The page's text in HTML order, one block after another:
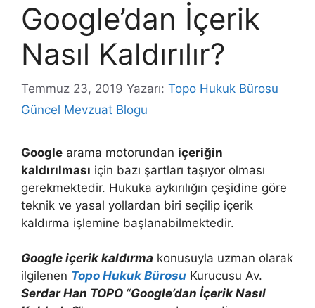
Google’dan İçerik
Nasıl Kaldırılır?
Temmuz 23, 2019 Yazarı: Topo Hukuk Bürosu
Güncel Mevzuat Blogu
Google arama motorundan içeriğin
kaldırılması için bazı şartları taşıyor olması
gerekmektedir. Hukuka aykırılığın çeşidine göre
teknik ve yasal yollardan biri seçilip içerik
kaldırma işlemine başlanabilmektedir.
Google içerik kaldırma konusuyla uzman olarak
ilgilenen Topo Hukuk Bürosu Kurucusu Av.
Serdar Han TOPO “Google’dan İçerik Nasıl